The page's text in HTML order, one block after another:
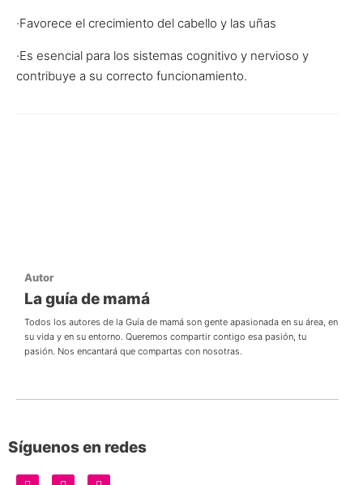
·Favorece el crecimiento del cabello y las uñas
·Es esencial para los sistemas cognitivo y nervioso y
contribuye a su correcto funcionamiento.
Autor
La guía de mamá
Todos los autores de la Guía de mamá son gente apasionada en su área, en
su vida y en su entorno. Queremos compartir contigo esa pasión, tu
pasión. Nos encantará que compartas con nosotras.
Síguenos en redes